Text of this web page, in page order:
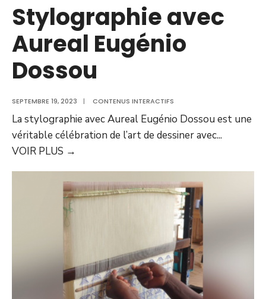
Stylographie avec
Aureal Eugénio
Dossou
SEPTEMBRE 19, 2023 | CONTENUS INTERACTIFS
La stylographie avec Aureal Eugénio Dossou est une
véritable célébration de l’art de dessiner avec...
VOIR PLUS →